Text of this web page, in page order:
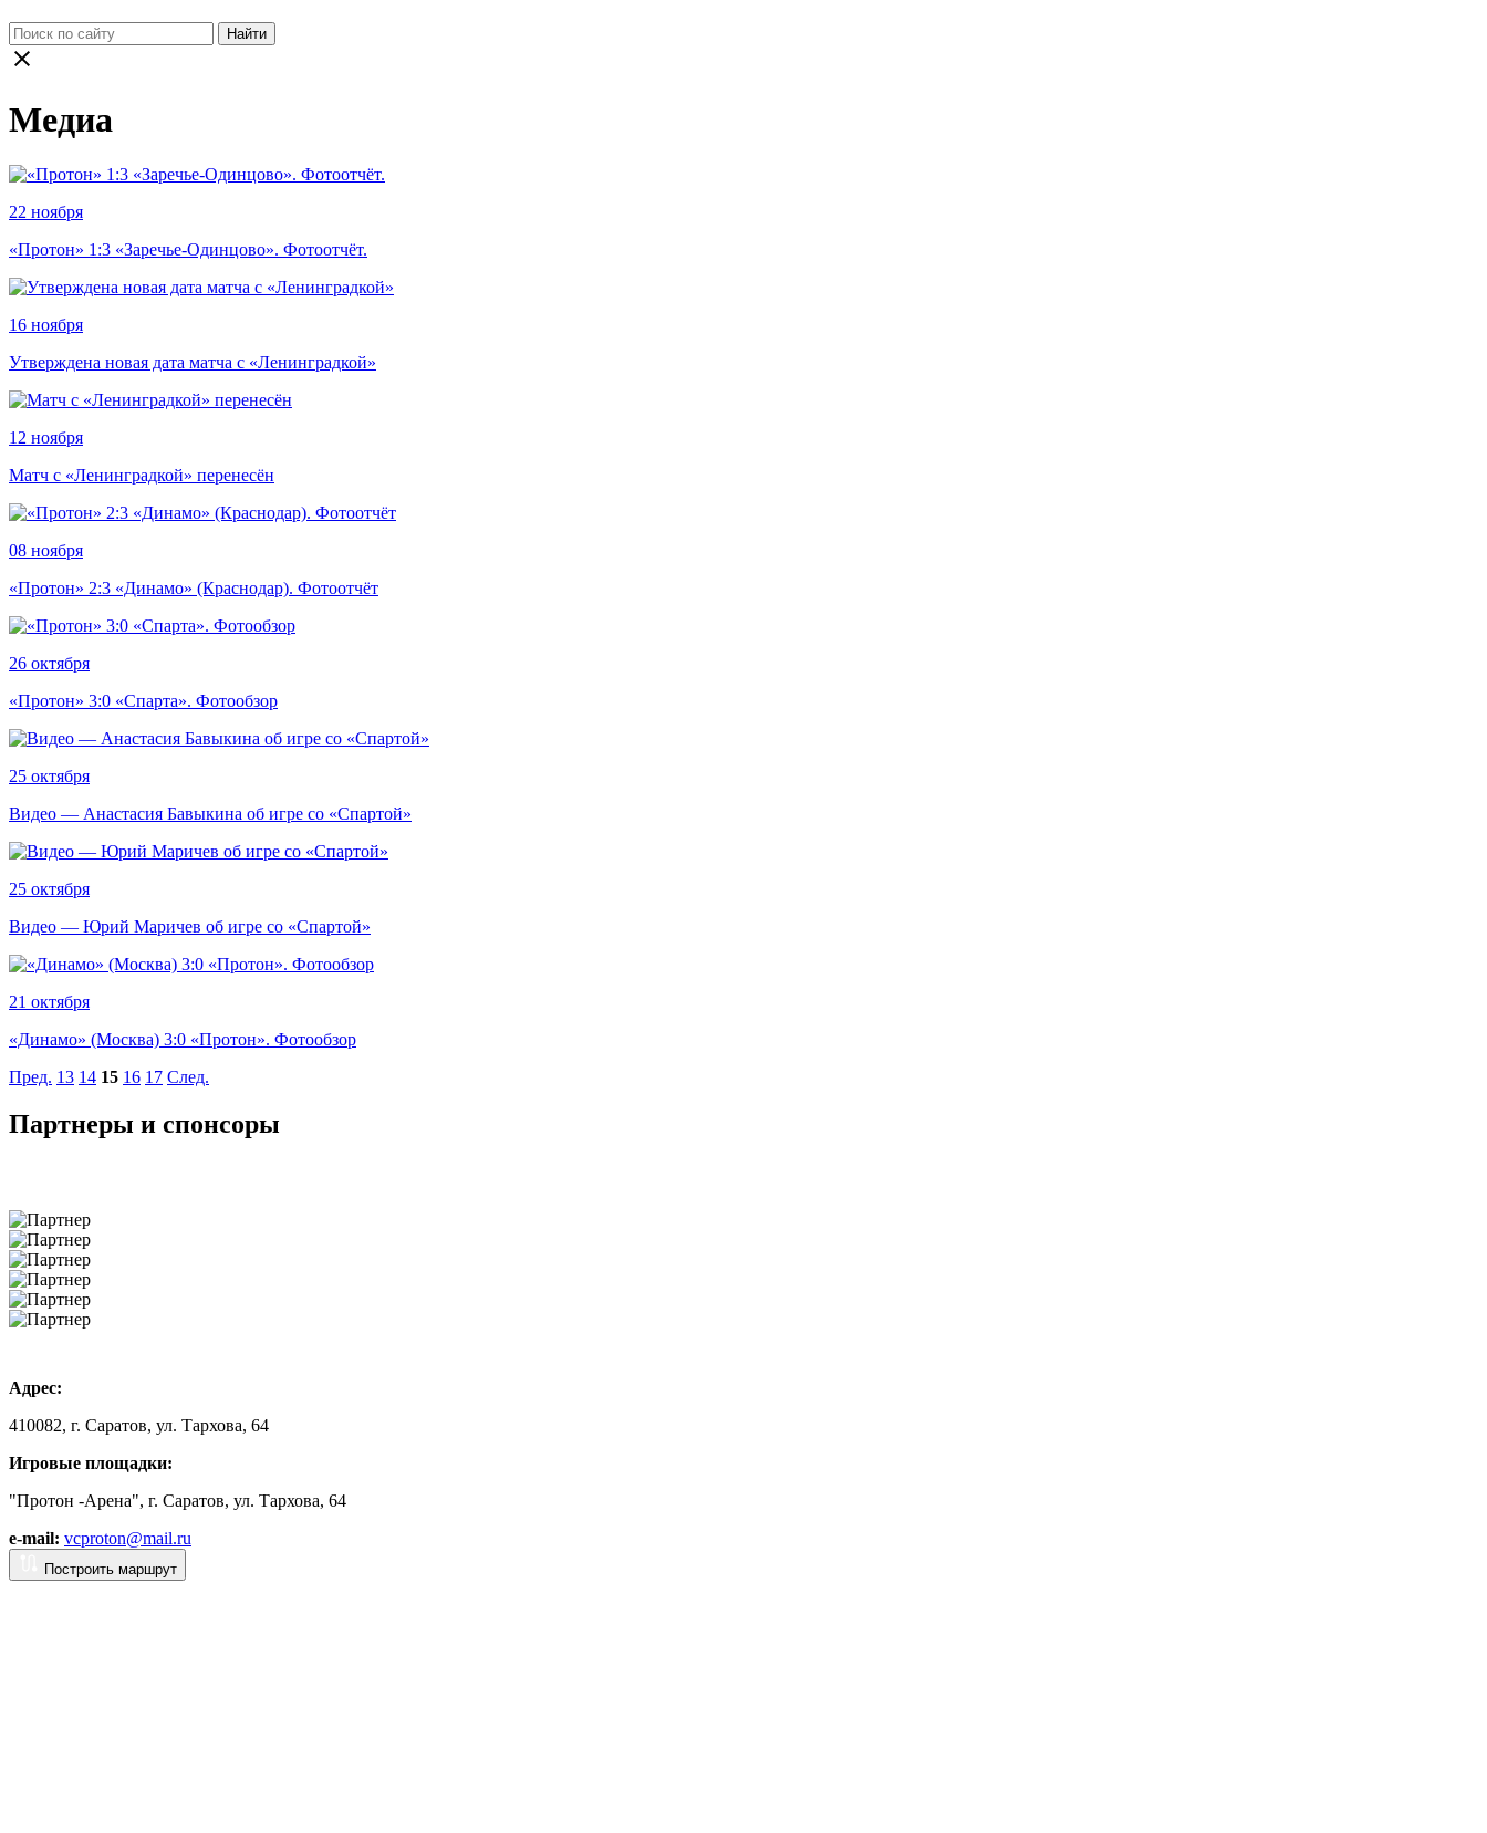
Найти
Медиа
22 ноября
«Протон» 1:3 «Заречье-Одинцово». Фотоотчёт.
16 ноября
Утверждена новая дата матча с «Ленинградкой»
12 ноября
Матч с «Ленинградкой» перенесён
08 ноября
«Протон» 2:3 «Динамо» (Краснодар). Фотоотчёт
26 октября
«Протон» 3:0 «Спарта». Фотообзор
25 октября
Видео — Анастасия Бавыкина об игре со «Спартой»
25 октября
Видео — Юрий Маричев об игре со «Спартой»
21 октября
«Динамо» (Москва) 3:0 «Протон». Фотообзор
Пред. 13 14 15 16 17 След.
Партнеры и спонсоры
Адрес:
410082, г. Саратов, ул. Тархова, 64
Игровые площадки:
"Протон -Арена", г. Саратов, ул. Тархова, 64
e-mail: vcproton@mail.ru
Построить маршрут